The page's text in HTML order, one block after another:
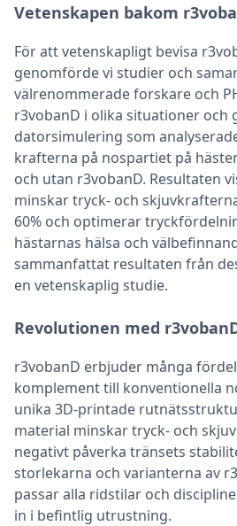
Vetenskapen bakom
För att vetenskapligt bevisa
genomförde vi studier och
välrenommerade forskare och
r3vobanD i olika situationer och
datorsimulering som
krafterna på nospartiet på
och utan r3vobanD. Resultaten
minskar tryck- och
60% och optimerar
hästarnas hälsa och
sammanfattat resultaten från
en vetenskaplig studie.
Revolutionen med
r3vobanD erbjuder många
komplement till konventionella
unika 3D-printade
material minskar tryck- och
negativt påverka tränsets
storlekarna och varianterna av
passar alla ridstilar och
in i befintlig utrustning.